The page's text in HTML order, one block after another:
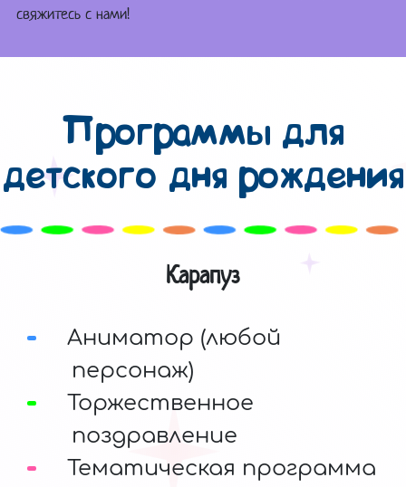
свяжитесь с нами!
Программы для
детского дня рождения
Карапуз
Аниматор (любой
персонаж)
Торжественное
поздравление
Тематическая программа